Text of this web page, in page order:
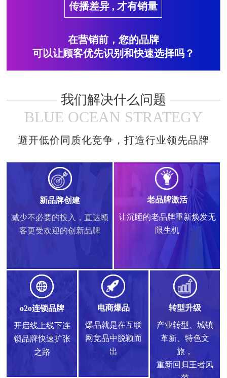
传播差异 , 才有销量
在营销前，您的品牌
可以让顾客优先识别和快速选择吗？
我们解决什么问题
BLUE OCEAN STRATEGY
避开低价同质化竞争，打造行业领先品牌
新品牌创建
减少不必要的投入，直达顾
客更受欢迎的创新品牌
老品牌激活
让沉睡的老品牌重新焕发无
限生机
o2o连锁品牌
开启线上线下连
锁品牌快速扩张
之路
电商爆品
爆品就是在互联
网竞品中脱颖而
出
转型升级
产业转型、城镇
革新、特色文
旅，
重新回归王者风